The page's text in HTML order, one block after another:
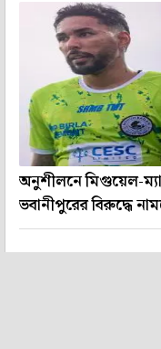
অনুশীলনে মিগুয়েল-
ভবানীপুরের বিরুদ্ধে